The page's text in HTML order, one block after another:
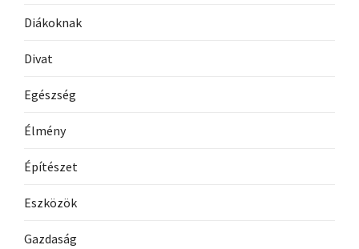
Diákoknak
Divat
Egészség
Élmény
Építészet
Eszközök
Gazdaság